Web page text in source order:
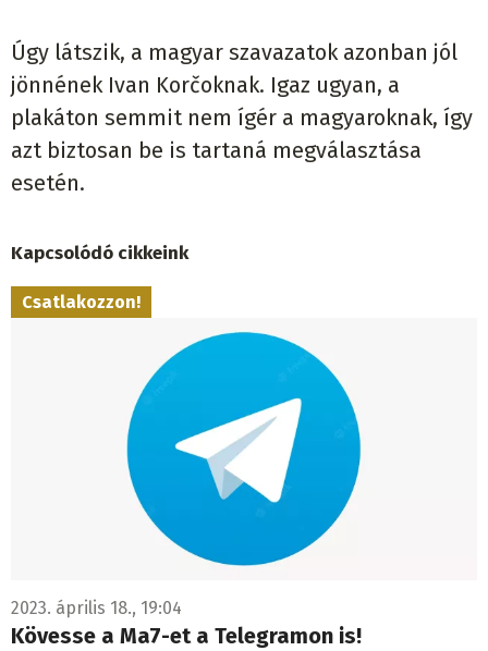
Úgy látszik, a magyar szavazatok azonban jól
jönnének Ivan Korčoknak. Igaz ugyan, a
plakáton semmit nem ígér a magyaroknak, így
azt biztosan be is tartaná megválasztása
esetén.
Kapcsolódó cikkeink
Csatlakozzon!
2023. április 18., 19:04
Kövesse a Ma7-et a Telegramon is!